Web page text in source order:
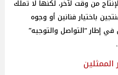
من وقت لآخر، لكنها لا تملك
باختيار فنانين أو وجوه
إطار “التواصل والتوجيه”